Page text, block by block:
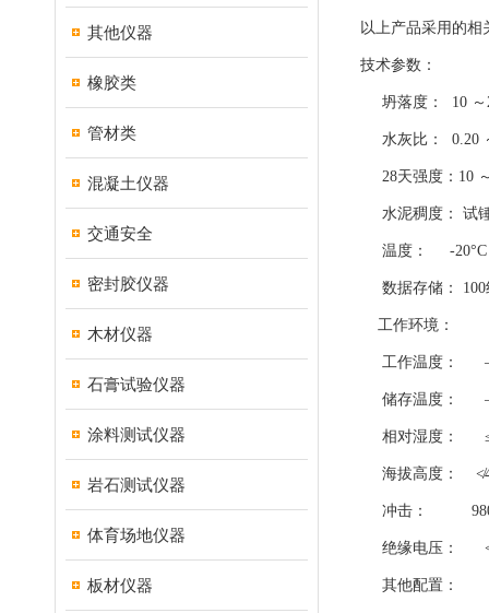
其他仪器
橡胶类
管材类
混凝土仪器
交通安全
密封胶仪器
木材仪器
石膏试验仪器
涂料测试仪器
岩石测试仪器
体育场地仪器
板材仪器
以上产品采用的相
技术参数：
坍落度： 10 ～
水灰比： 0.20
28天强度：10
水泥稠度： 试
温度： -20°C
数据存储： 100
工作环境：
工作温度：
储存温度：
相对湿度：
海拔高度：
冲击：
绝缘电压：
其他配置：